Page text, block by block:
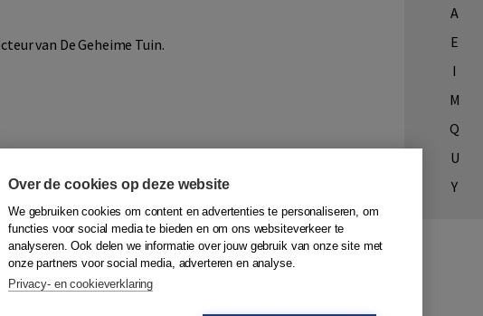
van De Geheime Tuin.
A
E
I
M
Q
U
Y
Over de cookies op deze website
We gebruiken cookies om content en advertenties te personaliseren, om
functies voor social media te bieden en om ons websiteverkeer te
analyseren. Ook delen we informatie over jouw gebruik van onze site met
onze partners voor social media, adverteren en analyse.
Privacy- en cookieverklaring